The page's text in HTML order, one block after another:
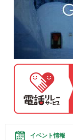
イベント情報